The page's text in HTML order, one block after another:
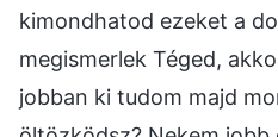
kimondhatod ezeket a
megismerlek Téged,
jobban ki tudom majd